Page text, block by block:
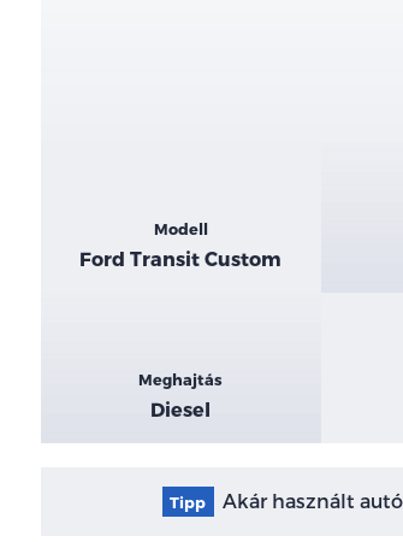
Kiemelt
adatok
Modell
Ford Transit Custom
Meghajtás
Diesel
Tipp Akár használt